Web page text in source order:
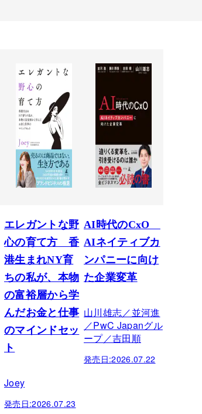
エレガントな野
心の育て方 香
港生まれNY育
ちの私が、本物
の富裕層から学
んだお金と仕事
のマインドセッ
ト
Joey
発売日:2026.07.23
AI時代のCxO
AIネイティブカ
ンパニーに向け
た企業変革
山川雄志／並河進
／PwC Japanグル
ープ／吉田順
発売日:2026.07.22